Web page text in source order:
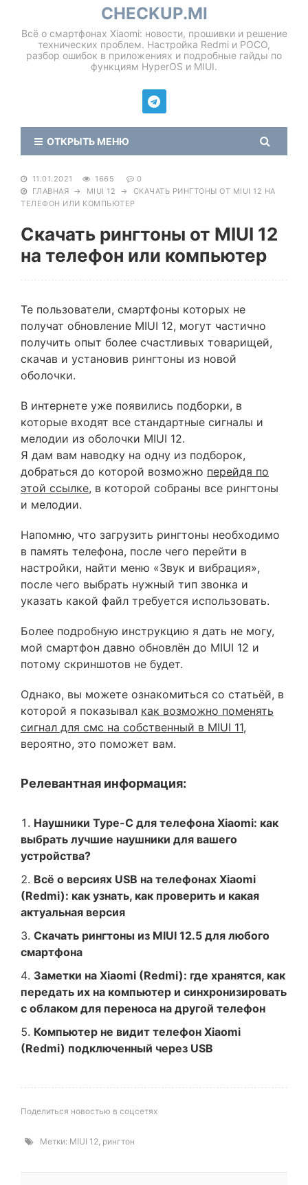
CHECKUP.MI
Всё о смартфонах Xiaomi: новости, прошивки и решение
технических проблем. Настройка Redmi и POCO,
разбор ошибок в приложениях и подробные гайды по
функциям HyperOS и MIUI.
ОТКРЫТЬ МЕНЮ
11.01.2021 1665
0
ГЛАВНАЯ → MIUI 12 → СКАЧАТЬ РИНГТОНЫ ОТ MIUI 12 НА
ТЕЛЕФОН ИЛИ КОМПЬЮТЕР
Скачать рингтоны от MIUI 12
на телефон или компьютер
Те пользователи, смартфоны которых не
получат обновление MIUI 12, могут частично
получить опыт более счастливых товарищей,
скачав и установив рингтоны из новой
оболочки.
В интернете уже появились подборки, в
которые входят все стандартные сигналы и
мелодии из оболочки MIUI 12.
Я дам вам наводку на одну из подборок,
добраться до которой возможно перейдя по
этой ссылке, в которой собраны все рингтоны
и мелодии.
Напомню, что загрузить рингтоны необходимо
в память телефона, после чего перейти в
настройки, найти меню «Звук и вибрация»,
после чего выбрать нужный тип звонка и
указать какой файл требуется использовать.
Более подробную инструкцию я дать не могу,
мой смартфон давно обновлён до MIUI 12 и
потому скриншотов не будет.
Однако, вы можете ознакомиться со статьёй, в
которой я показывал как возможно поменять
сигнал для смс на собственный в MIUI 11,
вероятно, это поможет вам.
Релевантная информация:
Наушники Type-C для телефона Xiaomi: как
выбрать лучшие наушники для вашего
устройства?
Всё о версиях USB на телефонах Xiaomi
(Redmi): как узнать, как проверить и какая
актуальная версия
Скачать рингтоны из MIUI 12.5 для любого
смартфона
Заметки на Xiaomi (Redmi): где хранятся, как
передать их на компьютер и синхронизировать
с облаком для переноса на другой телефон
Компьютер не видит телефон Xiaomi
(Redmi) подключенный через USB
Поделиться новостью в соцсетях
Метки: MIUI 12, рингтон